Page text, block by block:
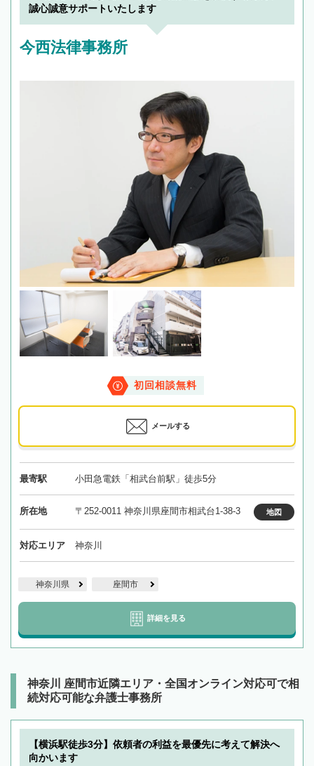
誠心誠意サポートいたします
今西法律事務所
初回相談無料
メールする
最寄駅 小田急電鉄「相武台前駅」徒歩5分
所在地 〒252-0011 神奈川県座間市相武台1-38-3 地図
対応エリア 神奈川
神奈川県 座間市
詳細を見る
神奈川 座間市近隣エリア・全国オンライン対応可で相
続対応可能な弁護士事務所
【横浜駅徒歩3分】依頼者の利益を最優先に考えて解決へ
向かいます